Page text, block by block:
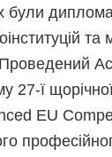
були
та
27-ї
EU